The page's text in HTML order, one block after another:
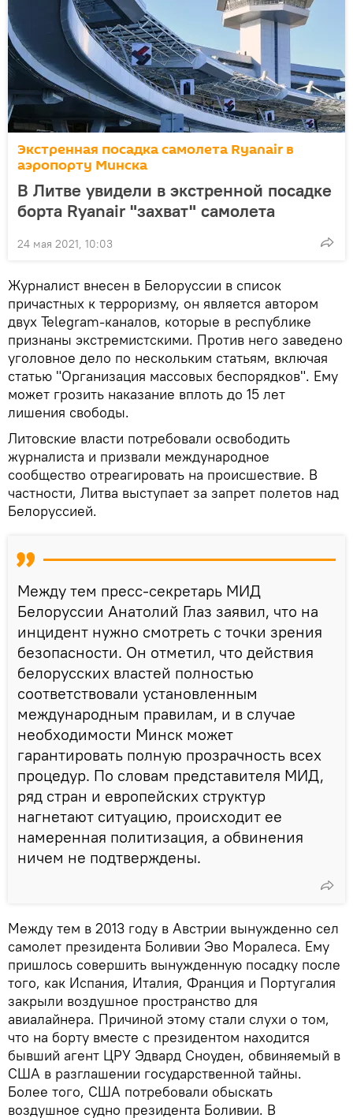
Экстренная посадка самолета Ryanair в
аэропорту Минска
В Литве увидели в экстренной посадке
борта Ryanair "захват" самолета
24 мая 2021, 10:03
Журналист внесен в Белоруссии в список
причастных к терроризму, он является автором
двух Telegram-каналов, которые в республике
признаны экстремистскими. Против него заведено
уголовное дело по нескольким статьям, включая
статью "Организация массовых беспорядков". Ему
может грозить наказание вплоть до 15 лет
лишения свободы.
Литовские власти потребовали освободить
журналиста и призвали международное
сообщество отреагировать на происшествие. В
частности, Литва выступает за запрет полетов над
Белоруссией.
Между тем пресс-секретарь МИД
Белоруссии Анатолий Глаз заявил, что на
инцидент нужно смотреть с точки зрения
безопасности. Он отметил, что действия
белорусских властей полностью
соответствовали установленным
международным правилам, и в случае
необходимости Минск может
гарантировать полную прозрачность всех
процедур. По словам представителя МИД,
ряд стран и европейских структур
нагнетают ситуацию, происходит ее
намеренная политизация, а обвинения
ничем не подтверждены.
Между тем в 2013 году в Австрии вынужденно сел
самолет президента Боливии Эво Моралеса. Ему
пришлось совершить вынужденную посадку после
того, как Испания, Италия, Франция и Португалия
закрыли воздушное пространство для
авиалайнера. Причиной этому стали слухи о том,
что на борту вместе с президентом находится
бывший агент ЦРУ Эдвард Сноуден, обвиняемый в
США в разглашении государственной тайны.
Более того, США потребовали обыскать
воздушное судно президента Боливии. В